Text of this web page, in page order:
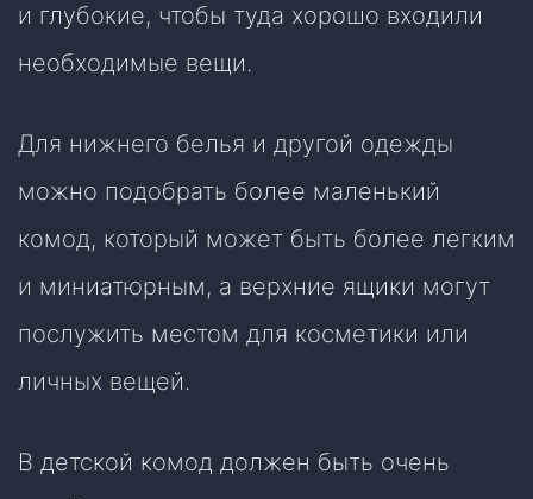
и глубокие, чтобы туда хорошо входили
необходимые вещи.
Для нижнего белья и другой одежды
можно подобрать более маленький
комод, который может быть более легким
и миниатюрным, а верхние ящики могут
послужить местом для косметики или
личных вещей.
В детской комод должен быть очень